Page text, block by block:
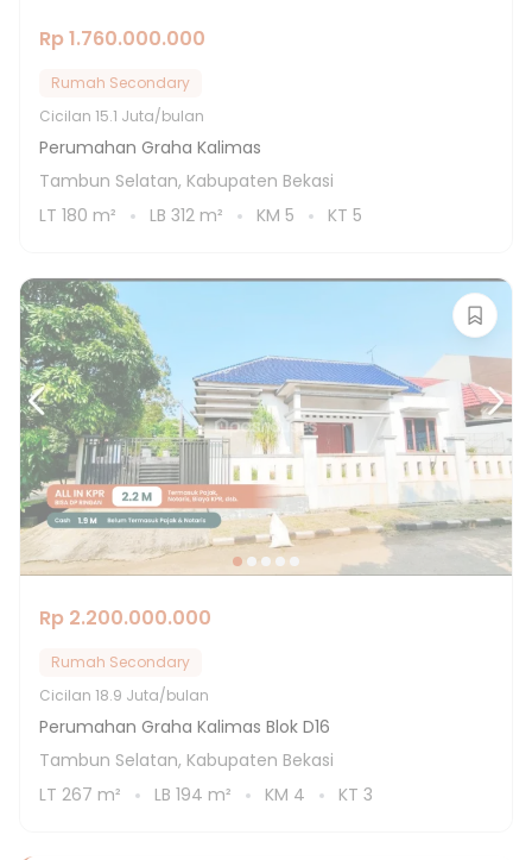
Rp 1.760.000.000
Rumah Secondary
Cicilan 15.1 Juta/bulan
Perumahan Graha Kalimas
Tambun Selatan, Kabupaten Bekasi
LT 180 m² LB 312 m² KM 5 KT 5
Rp 2.200.000.000
Rumah Secondary
Cicilan 18.9 Juta/bulan
Perumahan Graha Kalimas Blok D16
Tambun Selatan, Kabupaten Bekasi
LT 267 m² LB 194 m² KM 4 KT 3